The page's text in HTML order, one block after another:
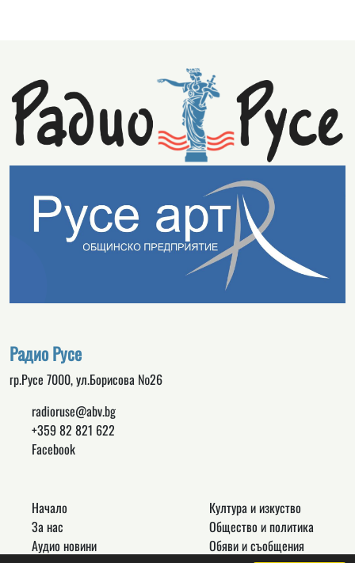
Радио Русе
гр.Русе 7000, ул.Борисова №26
radioruse@abv.bg
+359 82 821 622
Facebook
Начало
За нас
Аудио новини
Култура и изкуство
Общество и политика
Обяви и съобщения